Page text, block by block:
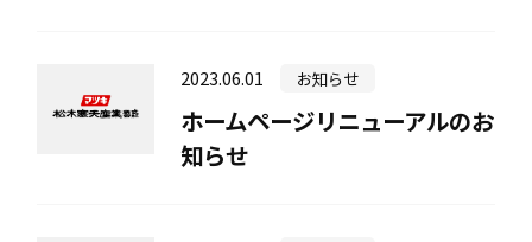
よくある質問
2023.06.01 お知らせ
ホームページリニューアルのお
知らせ